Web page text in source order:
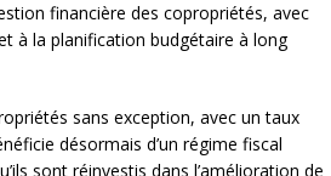
financière des copropriétés, avec
à la planification budgétaire à long
sans exception, avec un taux
désormais d’un régime fiscal
sont réinvestis dans l’amélioration de